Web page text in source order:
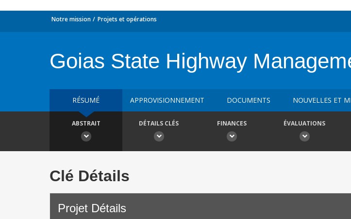
Notre mission Projets et opérations
Goias State Highway
RÉSUMÉ APPROVISIONNEMENT DOCUMENTS NOUVELLES ET
ABSTRAIT DÉTAILS CLÉS FINANCES ÉVALUATIONS
Clé Détails
Projet Détails